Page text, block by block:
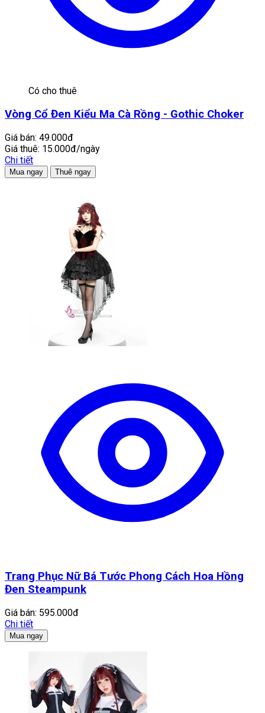
Có cho thuê
Vòng Cổ Đen Kiểu Ma Cà Rồng - Gothic Choker
Giá bán: 49.000đ
Giá thuê: 15.000đ/ngày
Chi tiết
Mua ngay Thuê ngay
Trang Phục Nữ Bá Tước Phong Cách Hoa Hồng
Đen Steampunk
Giá bán: 595.000đ
Chi tiết
Mua ngay